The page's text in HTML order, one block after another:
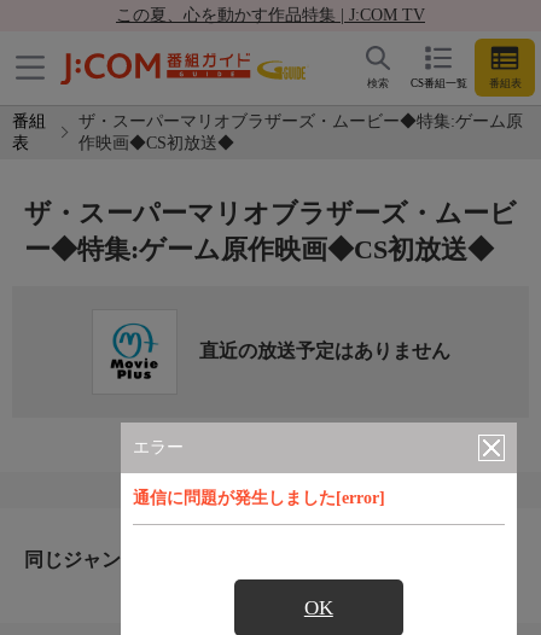
この夏、心を動かす作品特集 | J:COM TV
CS番組一覧 番組表
検索
番組
表
ザ・スーパーマリオブラザーズ・ムービー◆特集:ゲーム原
作映画◆CS初放送◆
エラー
通信に問題が発生しました[error]
OK
ザ・スーパーマリオブラザーズ・ムービ
ー◆特集:ゲーム原作映画◆CS初放送◆
直近の放送予定はありません
同じジャンルのおすすめ番組